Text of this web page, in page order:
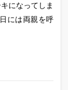
になってしま
には両親を呼